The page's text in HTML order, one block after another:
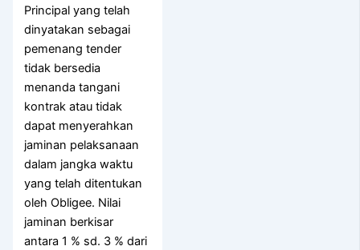
Principal yang telah
dinyatakan sebagai
pemenang tender
tidak bersedia
menanda tangani
kontrak atau tidak
dapat menyerahkan
jaminan pelaksanaan
dalam jangka waktu
yang telah ditentukan
oleh Obligee. Nilai
jaminan berkisar
antara 1 % sd. 3 % dari